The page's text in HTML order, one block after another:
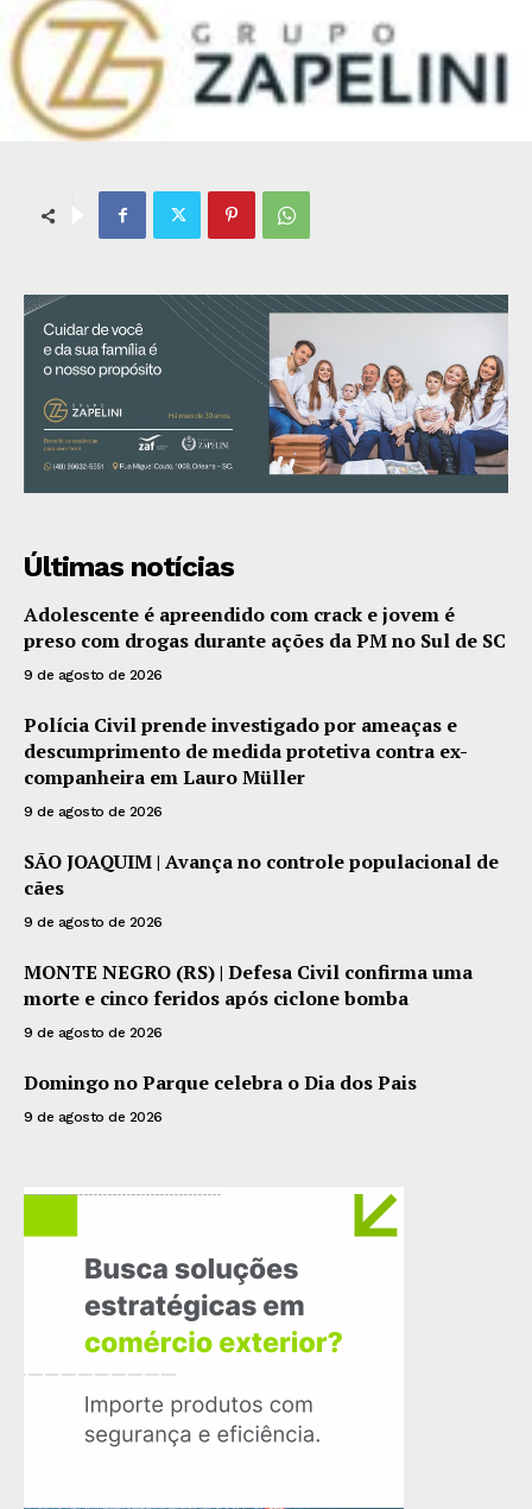
Últimas notícias
Adolescente é apreendido com crack e jovem é
preso com drogas durante ações da PM no Sul de SC
9 de agosto de 2026
Polícia Civil prende investigado por ameaças e
descumprimento de medida protetiva contra ex-
companheira em Lauro Müller
9 de agosto de 2026
SÃO JOAQUIM | Avança no controle populacional de
cães
9 de agosto de 2026
MONTE NEGRO (RS) | Defesa Civil confirma uma
morte e cinco feridos após ciclone bomba
9 de agosto de 2026
Domingo no Parque celebra o Dia dos Pais
9 de agosto de 2026